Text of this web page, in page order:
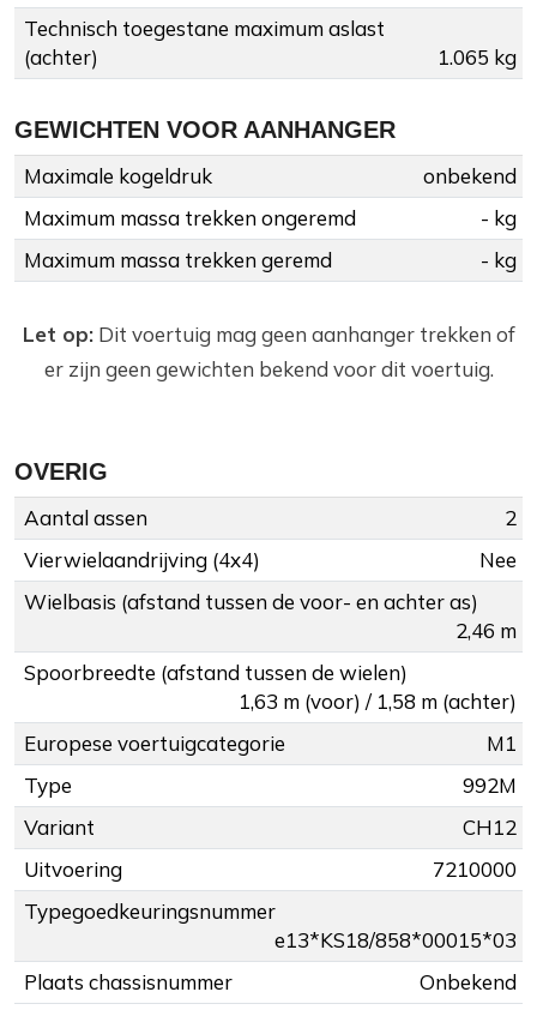
Technisch toegestane maximum aslast
(achter)
1.065 kg
GEWICHTEN VOOR AANHANGER
Maximale kogeldruk
onbekend
Maximum massa trekken ongeremd
- kg
Maximum massa trekken geremd
- kg
Let op:Dit voertuig mag geen aanhanger trekken of
er zijn geen gewichten bekend voor dit voertuig.
OVERIG
Aantal assen
2
Vierwielaandrijving (4x4)
Nee
Wielbasis (afstand tussen de voor- en achter as)
2,46 m
Spoorbreedte (afstand tussen de wielen)
1,63 m (voor) / 1,58 m (achter)
Europese voertuigcategorie
M1
Type
992M
Variant
CH12
Uitvoering
7210000
Typegoedkeuringsnummer
e13*KS18/858*00015*03
Plaats chassisnummer
Onbekend